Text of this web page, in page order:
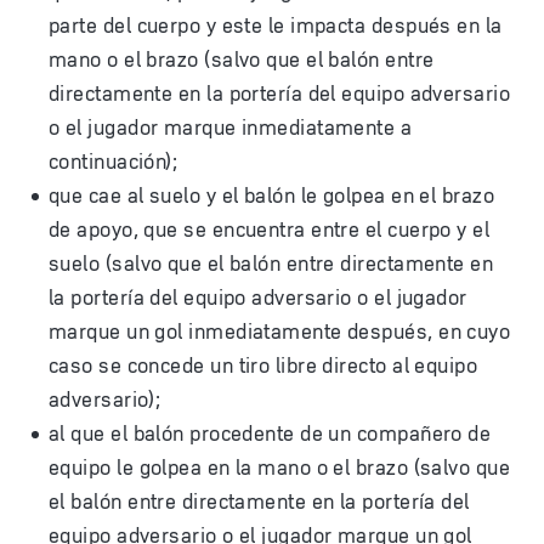
parte del cuerpo y este le impacta después en la
mano o el brazo (salvo que el balón entre
directamente en la portería del equipo adversario
o el jugador marque inmediatamente a
continuación);
que cae al suelo y el balón le golpea en el brazo
de apoyo, que se encuentra entre el cuerpo y el
suelo (salvo que el balón entre directamente en
la portería del equipo adversario o el jugador
marque un gol inmediatamente después, en cuyo
caso se concede un tiro libre directo al equipo
adversario);
al que el balón procedente de un compañero de
equipo le golpea en la mano o el brazo (salvo que
el balón entre directamente en la portería del
equipo adversario o el jugador marque un gol